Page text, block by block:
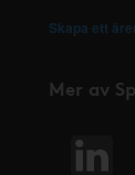
Skapa ett
Mer av